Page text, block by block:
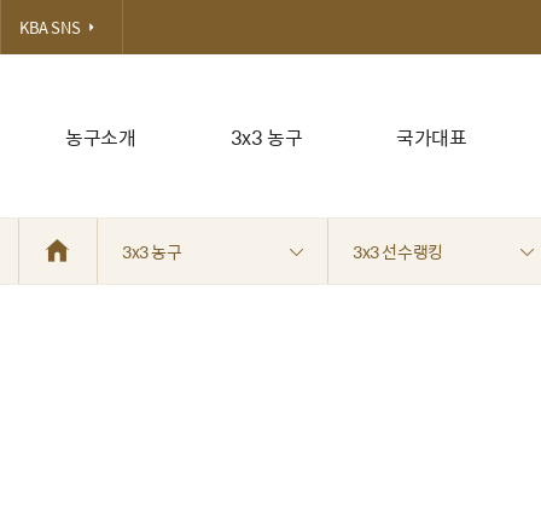
농구소개 3x3 농구 국가대표
KBA SNS
3x3 농구 3x3 선수랭킹